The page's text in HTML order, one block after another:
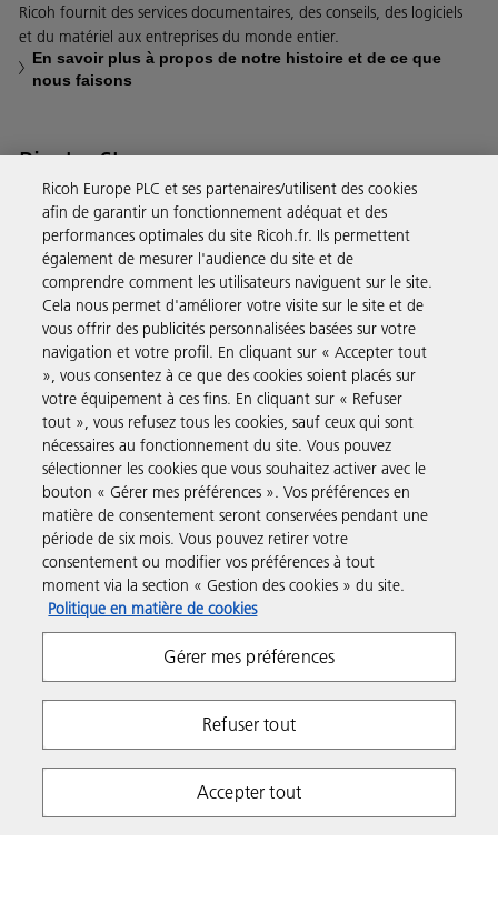
Ricoh fournit des services documentaires, des conseils, des logiciels
et du matériel aux entreprises du monde entier.
En savoir plus à propos de notre histoire et de ce que
nous faisons
Ricoh eShop
Notre eShop a été pensé pour vous permettre de dépenser moins
de temps et d’argent. L’achat de produits à l’aide de votre compte
Ricoh est on ne peut plus rapide et simple.
En savoir plus
Solutions pour les entreprises
Produits et Services
Assistance & Contact
Ressources
Suivez-nous
Ricoh Europe PLC et ses partenaires/utilisent des cookies
afin de garantir un fonctionnement adéquat et des
performances optimales du site Ricoh.fr. Ils permettent
également de mesurer l'audience du site et de
comprendre comment les utilisateurs naviguent sur le site.
Cela nous permet d'améliorer votre visite sur le site et de
vous offrir des publicités personnalisées basées sur votre
navigation et votre profil. En cliquant sur « Accepter tout
», vous consentez à ce que des cookies soient placés sur
votre équipement à ces fins. En cliquant sur « Refuser
tout », vous refusez tous les cookies, sauf ceux qui sont
nécessaires au fonctionnement du site. Vous pouvez
sélectionner les cookies que vous souhaitez activer avec le
bouton « Gérer mes préférences ». Vos préférences en
matière de consentement seront conservées pendant une
période de six mois. Vous pouvez retirer votre
consentement ou modifier vos préférences à tout
moment via la section « Gestion des cookies » du site.
Politique en matière de cookies
Gérer mes préférences
Refuser tout
Accepter tout